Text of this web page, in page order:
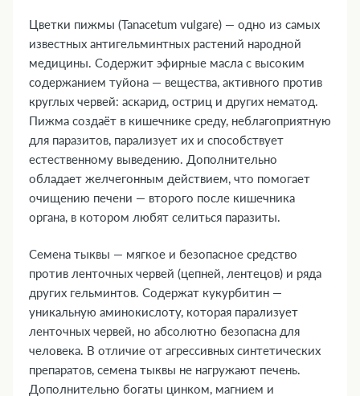
Цветки пижмы (Tanacetum vulgare) — одно из самых
известных антигельминтных растений народной
медицины. Содержит эфирные масла с высоким
содержанием туйона — вещества, активного против
круглых червей: аскарид, остриц и других нематод.
Пижма создаёт в кишечнике среду, неблагоприятную
для паразитов, парализует их и способствует
естественному выведению. Дополнительно
обладает желчегонным действием, что помогает
очищению печени — второго после кишечника
органа, в котором любят селиться паразиты.
Семена тыквы — мягкое и безопасное средство
против ленточных червей (цепней, лентецов) и ряда
других гельминтов. Содержат кукурбитин —
уникальную аминокислоту, которая парализует
ленточных червей, но абсолютно безопасна для
человека. В отличие от агрессивных синтетических
препаратов, семена тыквы не нагружают печень.
Дополнительно богаты цинком, магнием и